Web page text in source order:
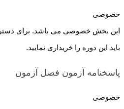
خصوصی
این بخش خصوصی می باشد. برای
باید این دوره را خریداری نمایید.
پاسخنامه آزمون فصل آزمون
خصوصی